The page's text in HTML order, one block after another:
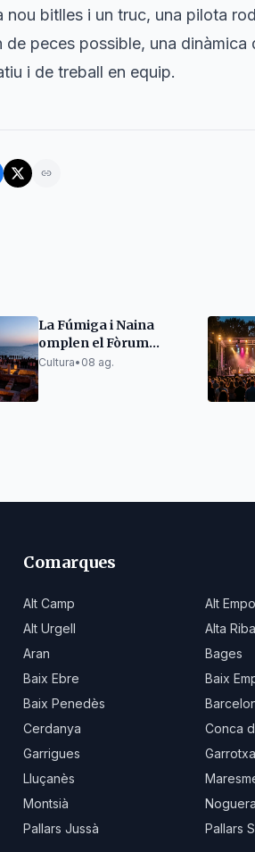
nou bitlles i un truc, una pilota
de peces possible, una
i de treball en equip.
La Fúmiga i Naina
omplen el Fòrum
romà d'Empúries en el
Cultura• 08 ag.
Comarques
Alt Camp Alt
Alt Urgell
Alta
Aran
Bages
Baix Ebre
Baix
Baix Penedès
Cerdanya
Conca
Garrigues
Garrotxa
Lluçanès
Montsià
Noguera
Pallars Jussà
Pallars